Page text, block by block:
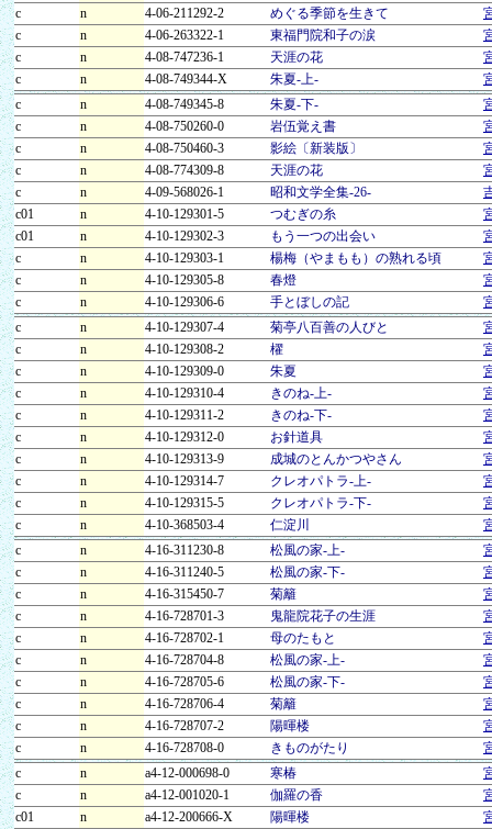
c
n 4-06-211292-2 めぐる季節を生きて
c
n 4-06-263322-1 東福門院和子の涙
c
n 4-08-747236-1 天涯の花
c
n 4-08-749344-X 朱夏-上-
c
n 4-08-749345-8 朱夏-下-
c
n 4-08-750260-0 岩伍覚え書
c
n 4-08-750460-3 影絵〔新装版〕
c
n 4-08-774309-8 天涯の花
c
n 4-09-568026-1 昭和文学全集-26-
c01
n 4-10-129301-5 つむぎの糸
c01
n 4-10-129302-3 もう一つの出会い
c
n 4-10-129303-1 楊梅（やまもも）の熟れる頃
c
n 4-10-129305-8 春燈
c
n 4-10-129306-6 手とぼしの記
c
n 4-10-129307-4 菊亭八百善の人びと
c
n 4-10-129308-2 櫂
c
n 4-10-129309-0 朱夏
c
n 4-10-129310-4 きのね-上-
c
n 4-10-129311-2 きのね-下-
c
n 4-10-129312-0 お針道具
c
n 4-10-129313-9 成城のとんかつやさん
c
n 4-10-129314-7 クレオパトラ-上-
c
n 4-10-129315-5 クレオパトラ-下-
c
n 4-10-368503-4 仁淀川
c
n 4-16-311230-8 松風の家-上-
c
n 4-16-311240-5 松風の家-下-
c
n 4-16-315450-7 菊籬
c
n 4-16-728701-3 鬼龍院花子の生涯
c
n 4-16-728702-1 母のたもと
c
n 4-16-728704-8 松風の家-上-
c
n 4-16-728705-6 松風の家-下-
c
n 4-16-728706-4 菊籬
c
n 4-16-728707-2 陽暉楼
c
n 4-16-728708-0 きものがたり
c
n a4-12-000698-0 寒椿
c
n a4-12-001020-1 伽羅の香
c01
n a4-12-200666-X 陽暉楼